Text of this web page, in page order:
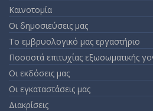
Καινοτομία
Οι δημοσιεύσεις μας
Το εμβρυολογικό μας εργαστήριο
Ποσοστά επιτυχίας εξωσωματικής
Οι εκδόσεις μας
Οι εγκαταστάσεις μας
Διακρίσεις